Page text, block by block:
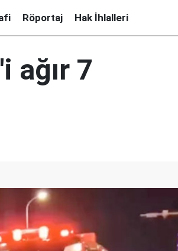
Röportaj Hak İhlalleri
ağır 7